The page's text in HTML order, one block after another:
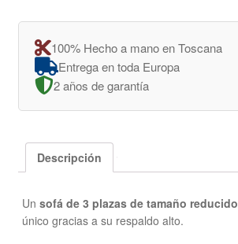
100% Hecho a mano en Toscana
Entrega en toda Europa
2 años de garantía
Descripción
Un sofá de 3 plazas de tamaño reducido
único gracias a su respaldo alto.